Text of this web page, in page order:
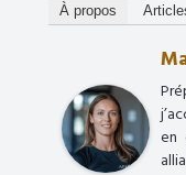
À propos
en